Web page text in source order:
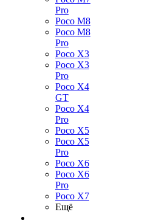
Pro
Poco M8
Poco M8
Pro
Poco X3
Poco X3
Pro
Poco X4
GT
Poco X4
Pro
Poco X5
Poco X5
Pro
Poco X6
Poco X6
Pro
Poco X7
Ещё